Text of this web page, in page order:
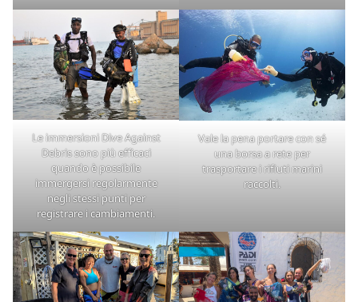
Le immersioni Dive Against
Debris sono più efficaci
quando è possibile
immergersi regolarmente
negli stessi punti per
registrare i cambiamenti.
Vale la pena portare con sé
una borsa a rete per
trasportare i rifiuti marini
raccolti.